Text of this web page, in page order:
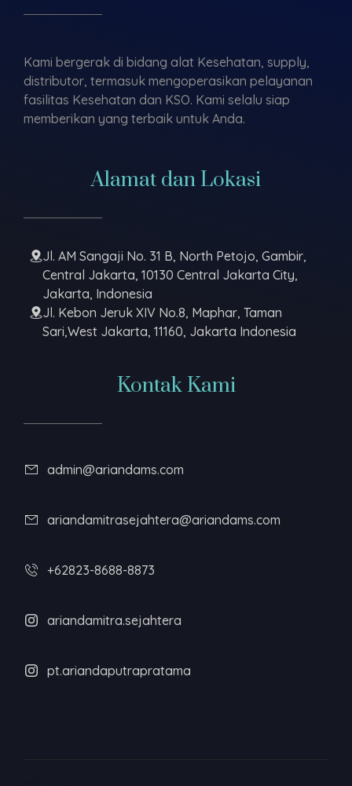
Kami bergerak di bidang alat Kesehatan, supply,
distributor, termasuk mengoperasikan pelayanan
fasilitas Kesehatan dan KSO. Kami selalu siap
memberikan yang terbaik untuk Anda.
Alamat dan Lokasi
Jl. AM Sangaji No. 31 B, North Petojo, Gambir,
Central Jakarta, 10130 Central Jakarta City,
Jakarta, Indonesia
Jl. Kebon Jeruk XIV No.8, Maphar, Taman
Sari,West Jakarta, 11160, Jakarta Indonesia
Kontak Kami
admin@ariandams.com
ariandamitrasejahtera@ariandams.com
+62823-8688-8873
ariandamitra.sejahtera
pt.ariandaputrapratama